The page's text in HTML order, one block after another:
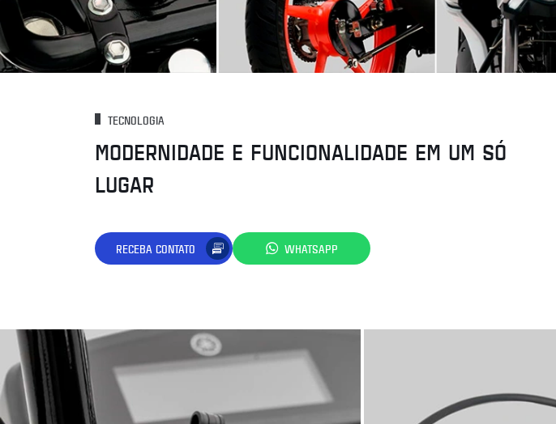
TECNOLOGIA
MODERNIDADE E FUNCIONALIDADE EM UM SÓ
LUGAR
RECEBA CONTATO WHATSAPP